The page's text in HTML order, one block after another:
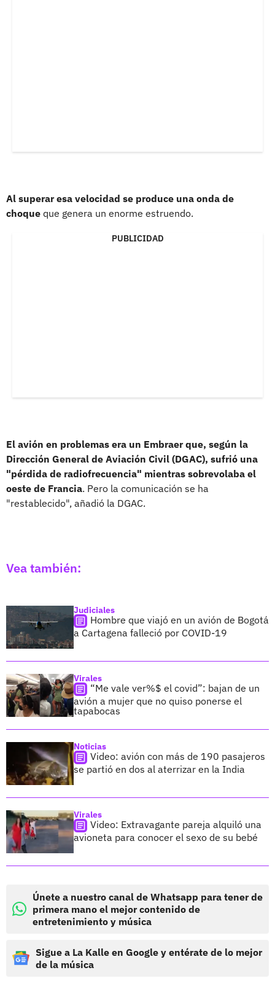
Al superar esa velocidad se produce una onda de
choque que genera un enorme estruendo.
PUBLICIDAD
El avión en problemas era un Embraer que, según la
Dirección General de Aviación Civil (DGAC), sufrió una
"pérdida de radiofrecuencia" mientras sobrevolaba el
oeste de Francia. Pero la comunicación se ha
"restablecido", añadió la DGAC.
Vea también:
Judiciales
Hombre que viajó en un avión de Bogotá
a Cartagena falleció por COVID-19
Virales
“Me vale ver%$ el covid”: bajan de un
avión a mujer que no quiso ponerse el
tapabocas
Noticias
Video: avión con más de 190 pasajeros
se partió en dos al aterrizar en la India
Virales
Video: Extravagante pareja alquiló una
avioneta para conocer el sexo de su bebé
Únete a nuestro canal de Whatsapp para tener de
primera mano el mejor contenido de
entretenimiento y música
Sigue a La Kalle en Google y entérate de lo mejor
de la música